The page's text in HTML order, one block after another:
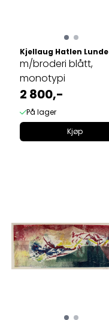
Kjellaug Hatlen Lunde
m/broderi blått,
monotypi
2 800,-
På lager
Kjøp